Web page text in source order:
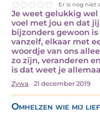
Er is nog niet
Je weet gelukkig
voel met jou en dat
bijzonders gewoon
vanzelf, elkaar met
woordje van ons
zo zijn, veranderen
is dat weet je
Zywa 21 december 2019
Omhelzen wie mij